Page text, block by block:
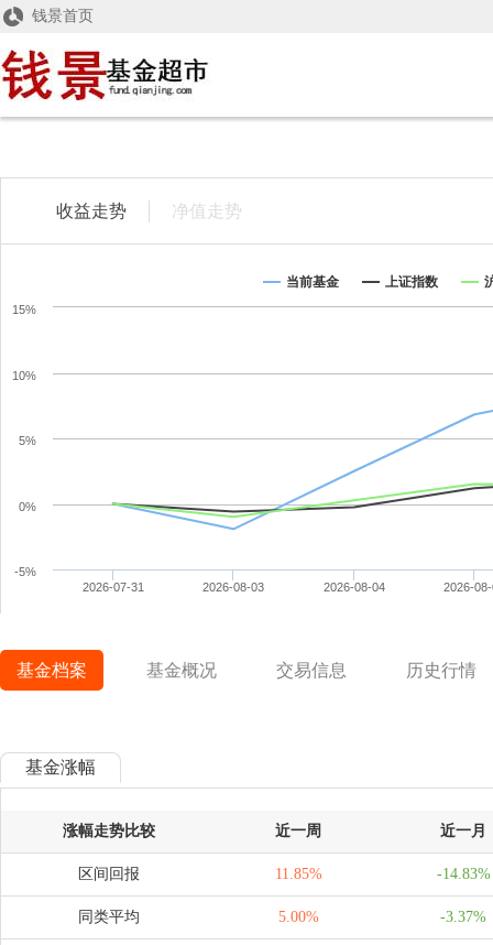
钱景首页
收益走势 净值走势
当前基金 上证指数
2026-07-31 2026-08-03 2026-08-04 2026-
-5%
0%
5%
10%
15%
基金档案 基金概况 交易信息 历史行情
基金涨幅
涨幅走势比较 近一周 近一月
区间回报 11.85% -14.83%
同类平均 5.00% -3.37%